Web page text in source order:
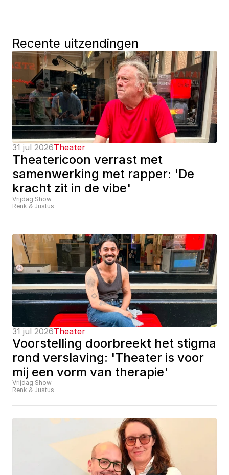
Recente uitzendingen
31 jul 2026Theater
Theatericoon verrast met
samenwerking met rapper: 'De
kracht zit in de vibe'
Vrijdag Show
Renk & Justus
31 jul 2026Theater
Voorstelling doorbreekt het stigma
rond verslaving: 'Theater is voor
mij een vorm van therapie'
Vrijdag Show
Renk & Justus